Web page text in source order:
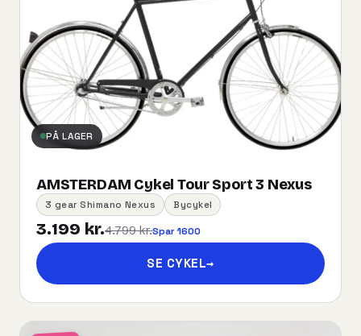
PÅ LAGER
AMSTERDAM Cykel Tour Sport 3 Nexus
3 gear Shimano Nexus Bycykel
3.199 kr.4.799 kr.Spar 1600
SE CYKEL→